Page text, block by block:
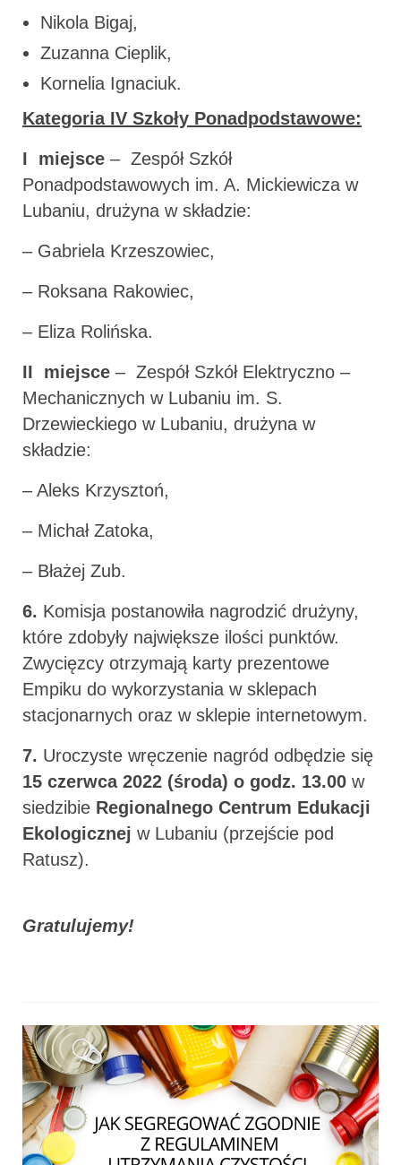
Nikola Bigaj,
Zuzanna Cieplik,
Kornelia Ignaciuk.
Kategoria IV Szkoły Ponadpodstawowe:
I miejsce – Zespół Szkół
Ponadpodstawowych im. A. Mickiewicza w
Lubaniu, drużyna w składzie:
– Gabriela Krzeszowiec,
– Roksana Rakowiec,
– Eliza Rolińska.
II miejsce – Zespół Szkół Elektryczno –
Mechanicznych w Lubaniu im. S.
Drzewieckiego w Lubaniu, drużyna w
składzie:
– Aleks Krzysztoń,
– Michał Zatoka,
– Błażej Zub.
6. Komisja postanowiła nagrodzić drużyny,
które zdobyły największe ilości punktów.
Zwycięzcy otrzymają karty prezentowe
Empiku do wykorzystania w sklepach
stacjonarnych oraz w sklepie internetowym.
7. Uroczyste wręczenie nagród odbędzie się
15 czerwca 2022 (środa) o godz. 13.00 w
siedzibie Regionalnego Centrum Edukacji
Ekologicznej w Lubaniu (przejście pod
Ratusz).
Gratulujemy!